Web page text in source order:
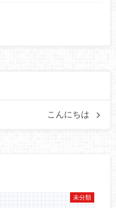
こんにちは
未分類